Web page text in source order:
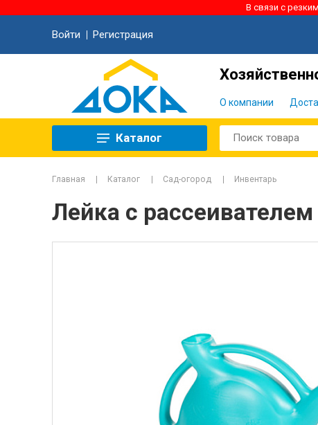
В связи с
Войти Регистрация
О компании
Каталог
Главная Каталог Сад-огород Инвентарь
Лейка с рассеивателем